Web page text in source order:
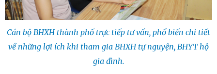
Cán bộ BHXH thành phố trực tiếp tư vấn, phổ biến chi tiết
về những lợi ích khi tham gia BHXH tự nguyện, BHYT hộ
gia đình.